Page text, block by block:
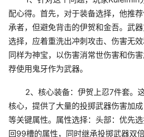
配心得。首先，对于装备选择，他推
承者，但避免背击的伊贺和金吾。武
选择，应着重洗出冲刺攻击、伤害无
同样为神宝，以伤害消常世伤害和伤
荐使用鬼牙作为武器。
2、核心装备：伊贺上忍7件套。
核心，提供了大量的投掷武器伤害加
等关键属性。属性选择：头部：优先
回99槽的属性，同时继承投掷武器双